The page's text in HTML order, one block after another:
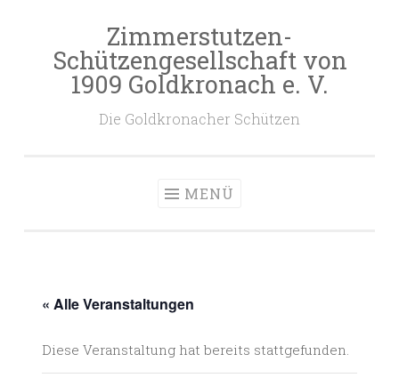
Inhalt
springen
Zimmerstutzen-
Schützengesellschaft von
1909 Goldkronach e. V.
Die Goldkronacher Schützen
MENÜ
« Alle Veranstaltungen
Diese Veranstaltung hat bereits stattgefunden.